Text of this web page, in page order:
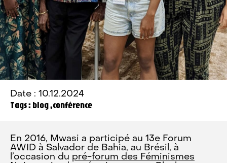
Date : 10.12.2024
Tags : blog ,conférence
En 2016, Mwasi a participé au 13e Forum
AWID à Salvador de Bahia, au Brésil, à
l’occasion du pré-forum des Féminismes